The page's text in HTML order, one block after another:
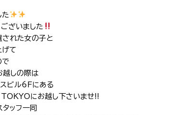
た
ざいました
された女の子と
げて
で
越しの際は
スビル6Fにある
にお越し下さいませ!!
タッフ一同